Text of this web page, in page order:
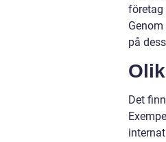
företag
på
Det